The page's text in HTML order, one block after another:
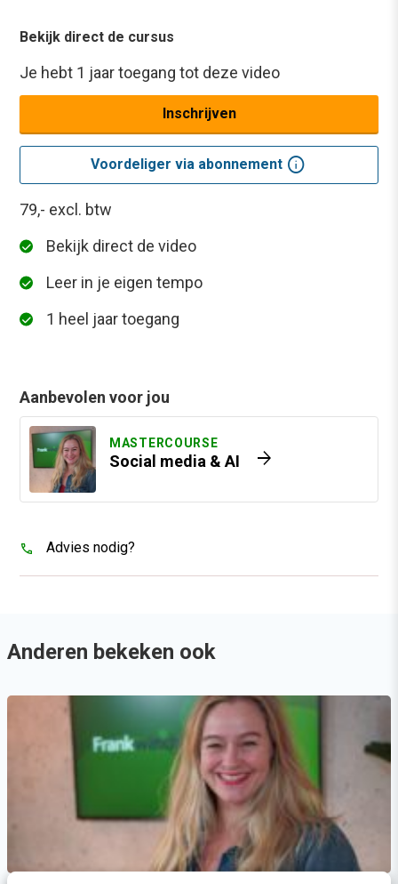
Bekijk direct de cursus
Je hebt 1 jaar toegang tot deze video
Inschrijven
Voordeliger via abonnement info
79,- excl. btw
Bekijk direct de video
Leer in je eigen tempo
1 heel jaar toegang
Aanbevolen voor jou
MASTERCOURSE
Social media & AI arrow_forward
Advies nodig?
Anderen bekeken ook